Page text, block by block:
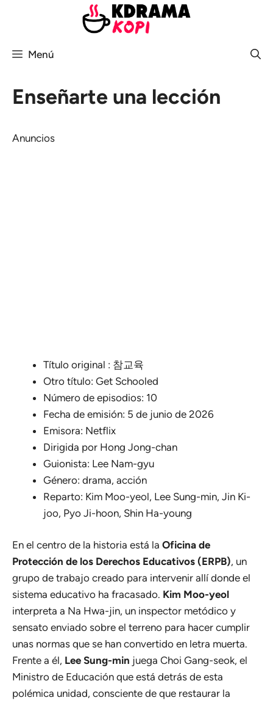
Menú
Enseñarte una lección
Anuncios
Título original : 참교육
Otro título: Get Schooled
Número de episodios: 10
Fecha de emisión: 5 de junio de 2026
Emisora: Netflix
Dirigida por Hong Jong-chan
Guionista: Lee Nam-gyu
Género: drama, acción
Reparto: Kim Moo-yeol, Lee Sung-min, Jin Ki-
joo, Pyo Ji-hoon, Shin Ha-young
En el centro de la historia está la Oficina de
Protección de los Derechos Educativos (ERPB), un
grupo de trabajo creado para intervenir allí donde el
sistema educativo ha fracasado. Kim Moo-yeol
interpreta a Na Hwa-jin, un inspector metódico y
sensato enviado sobre el terreno para hacer cumplir
unas normas que se han convertido en letra muerta.
Frente a él, Lee Sung-min juega Choi Gang-seok, el
Ministro de Educación que está detrás de esta
polémica unidad, consciente de que restaurar la